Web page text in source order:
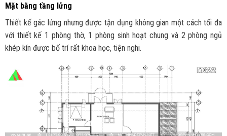
Mặt bằng tầng lửng
Thiết kế gác lửng nhưng được tận dụng không gian một cách tối đa
với thiết kế 1 phòng thờ, 1 phòng sinh hoạt chung và 2 phòng ngủ
khép kín được bố trí rất khoa học, tiện nghi.